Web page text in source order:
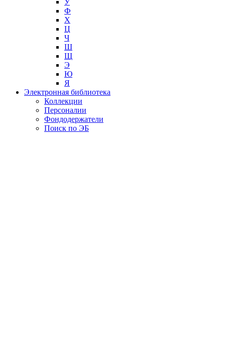
Ф
Х
Ц
Ч
Ш
Щ
Э
Ю
Я
Электронная библиотека
Коллекции
Персоналии
Фондодержатели
Поиск по ЭБ